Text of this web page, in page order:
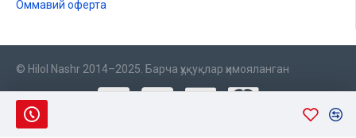
Оммавий оферта
© Hilol Nashr 2014–2025. Барча ҳуқуқлар ҳимояланган